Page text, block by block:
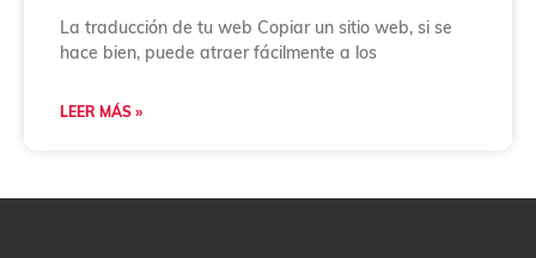
La traducción de tu web Copiar un sitio web, si se
hace bien, puede atraer fácilmente a los
LEER MÁS »